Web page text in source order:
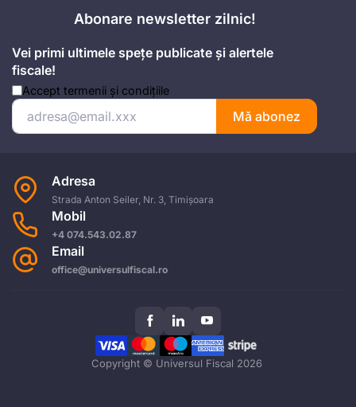
Abonare newsletter zilnic!
Vei primi ultimele spețe publicate și alertele
fiscale!
Accept termenii și condițiile
Mă abonez
Adresa
Strada Anton Seiler, Nr. 3, Timișoara
Mobil
+4 074.543.02.87
Email
office@universulfiscal.ro
Copyright © Universul Fiscal 2026